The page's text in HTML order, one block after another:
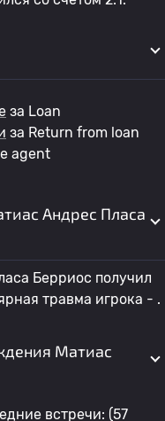
за Loan
за Return from loan
agent
Андрес Пласа
Берриос получил
травма игрока - .
Матиас
встречи: (57